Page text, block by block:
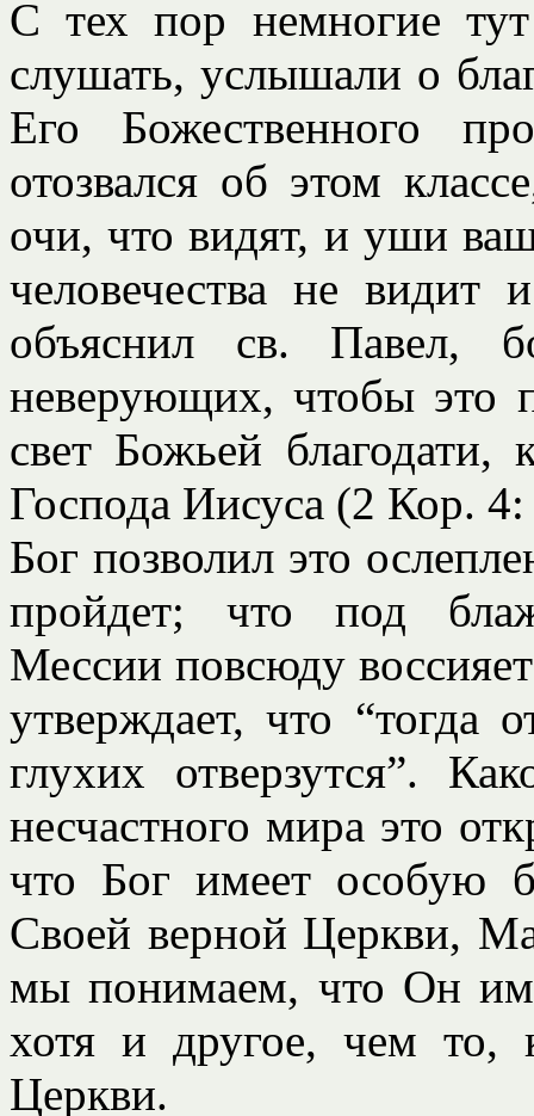
С тех пор немногие
слушать, услышали о
Его Божественного
отозвался об этом
очи, что видят, и уши
человечества не
объяснил св. Павел,
неверующих, чтобы это
свет Божьей благодати,
Господа Иисуса (2 Кор.
Бог позволил это
пройдет; что под
Мессии повсюду
утверждает, что “тогда
глухих отверзутся”.
несчастного мира это
что Бог имеет особую
Своей верной Церкви,
мы понимаем, что Он
хотя и другое, чем то,
Церкви.